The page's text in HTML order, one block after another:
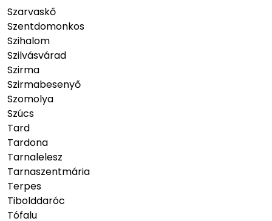
Szarvaskő
Szentdomonkos
Szihalom
Szilvásvárad
Szirma
Szirmabesenyő
Szomolya
Szúcs
Tard
Tardona
Tarnalelesz
Tarnaszentmária
Terpes
Tibolddaróc
Tófalu